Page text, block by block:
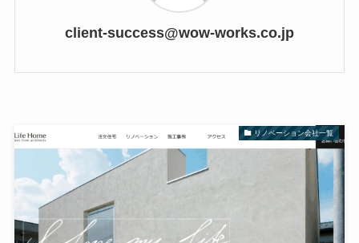
client-success@wow-works.co.jp
リノベーション会社一覧